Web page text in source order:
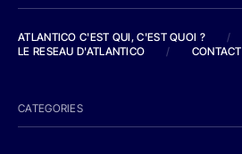
ATLANTICO C'EST QUI, C'EST QUOI ?
/
LE RESEAU D'ATLANTICO
/ CONTACT
CATEGORIES